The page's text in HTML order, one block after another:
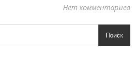
Нет комментариев
Поиск